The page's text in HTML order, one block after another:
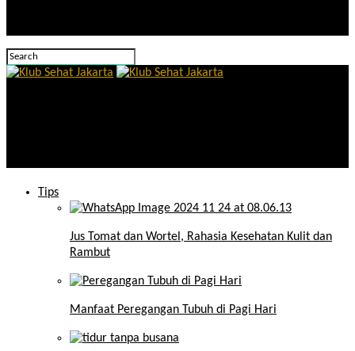
Tips
Jus Tomat dan Wortel, Rahasia Kesehatan Kulit dan
Rambut
Manfaat Peregangan Tubuh di Pagi Hari